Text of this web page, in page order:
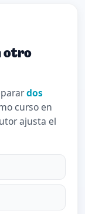
otro
dos
curso en
ajusta el